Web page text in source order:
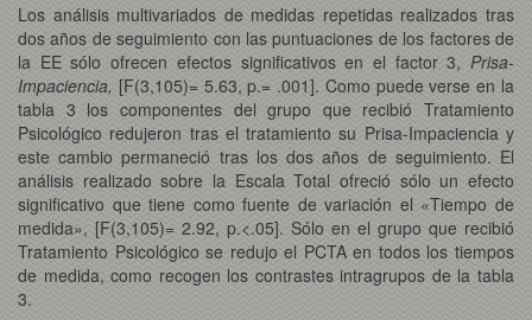
Los análisis multivariados de medidas repetidas realizados tras
dos años de seguimiento con las puntuaciones de los factores de
la EE sólo ofrecen efectos significativos en el factor 3, Prisa-
Impaciencia, [F(3,105)= 5.63, p.= .001]. Como puede verse en la
tabla 3 los componentes del grupo que recibió Tratamiento
Psicológico redujeron tras el tratamiento su Prisa-Impaciencia y
este cambio permaneció tras los dos años de seguimiento. El
análisis realizado sobre la Escala Total ofreció sólo un efecto
significativo que tiene como fuente de variación el «Tiempo de
medida», [F(3,105)= 2.92, p.<.05]. Sólo en el grupo que recibió
Tratamiento Psicológico se redujo el PCTA en todos los tiempos
de medida, como recogen los contrastes intragrupos de la tabla
3.